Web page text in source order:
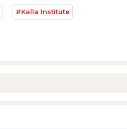
#Kalla Institute